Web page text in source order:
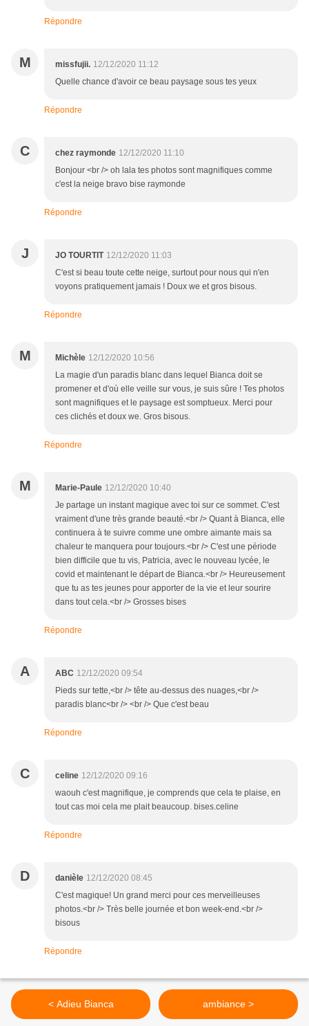
Répondre
M missfujii. 12/12/2020 11:12
Quelle chance d'avoir ce beau paysage sous tes yeux
Répondre
C chez raymonde 12/12/2020 11:10
Bonjour <br /> oh lala tes photos sont magnifiques comme
c'est la neige bravo bise raymonde
Répondre
J JO TOURTIT 12/12/2020 11:03
C'est si beau toute cette neige, surtout pour nous qui n'en
voyons pratiquement jamais ! Doux we et gros bisous.
Répondre
M Michèle 12/12/2020 10:56
La magie d'un paradis blanc dans lequel Bianca doit se
promener et d'où elle veille sur vous, je suis sûre ! Tes photos
sont magnifiques et le paysage est somptueux. Merci pour
ces clichés et doux we. Gros bisous.
Répondre
M Marie-Paule 12/12/2020 10:40
Je partage un instant magique avec toi sur ce sommet. C'est
vraiment d'une très grande beauté.<br /> Quant à Bianca, elle
continuera à te suivre comme une ombre aimante mais sa
chaleur te manquera pour toujours.<br /> C'est une période
bien difficile que tu vis, Patricia, avec le nouveau lycée, le
covid et maintenant le départ de Bianca.<br /> Heureusement
que tu as tes jeunes pour apporter de la vie et leur sourire
dans tout cela.<br /> Grosses bises
Répondre
A ABC 12/12/2020 09:54
Pieds sur tette,<br /> tête au-dessus des nuages,<br />
paradis blanc<br /> <br /> Que c'est beau
Répondre
C celine 12/12/2020 09:16
waouh c'est magnifique, je comprends que cela te plaise, en
tout cas moi cela me plait beaucoup. bises.celine
Répondre
D danièle 12/12/2020 08:45
C'est magique! Un grand merci pour ces merveilleuses
photos.<br /> Très belle journée et bon week-end.<br />
bisous
Répondre
< Adieu Bianca ambiance >